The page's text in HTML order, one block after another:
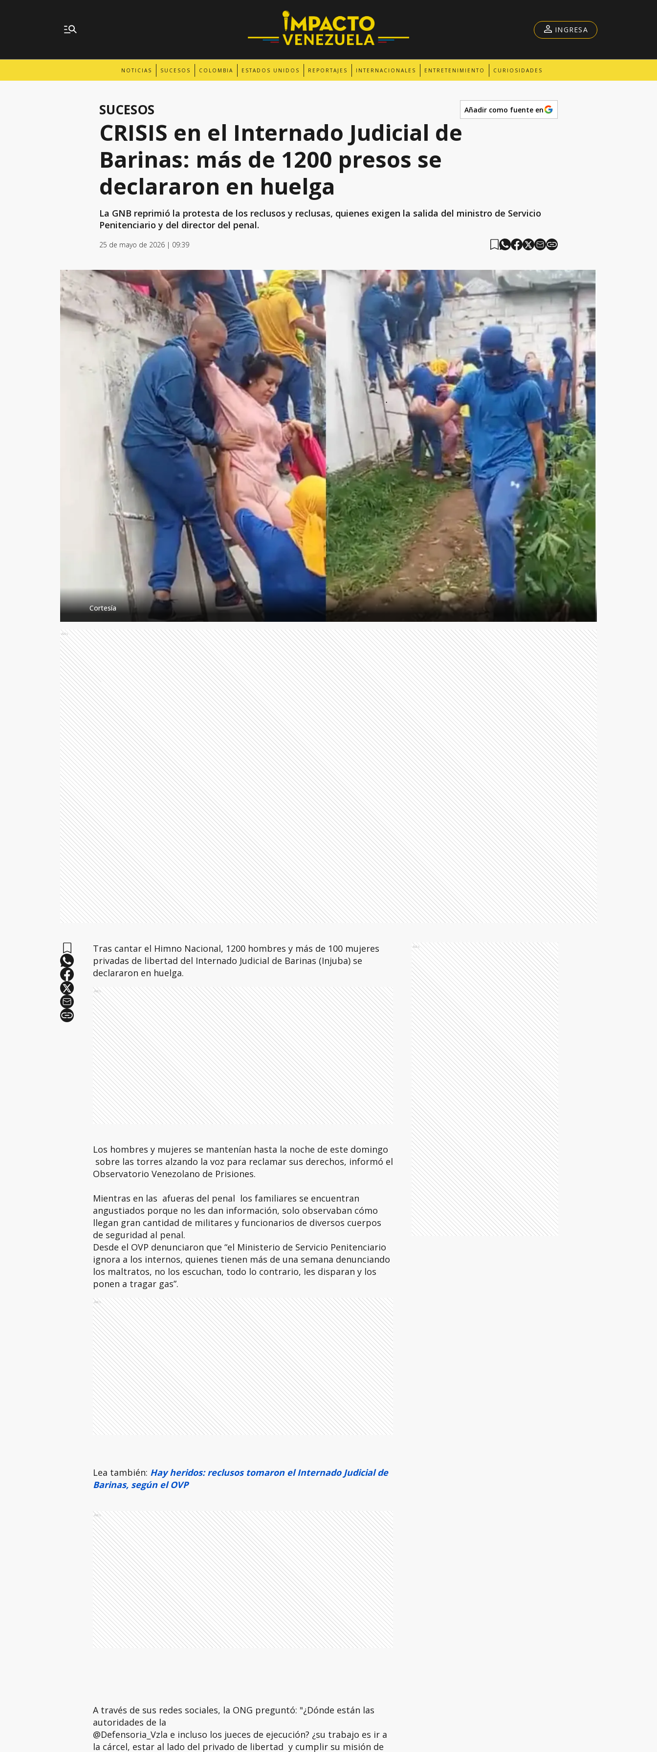
NOTICIAS SUCESOS COLOMBIA ESTADOS UNIDOS REPORTAJES INTERNACIONALES ENTRETENIMIENTO CURIOSIDADES
INGRESA
SUCESOS Añadir como fuente en
CRISIS en el Internado Judicial de
Barinas: más de 1200 presos se
declararon en huelga
La GNB reprimió la protesta de los reclusos y reclusas, quienes exigen la salida del ministro de Servicio
Penitenciario y del director del penal.
25 de mayo de 2026 | 09:39
Cortesía
Ads
Tras cantar el Himno Nacional, 1200 hombres y más de 100 mujeres
privadas de libertad del Internado Judicial de Barinas (Injuba) se
declararon en huelga.
Ads
Los hombres y mujeres se mantenían hasta la noche de este domingo
sobre las torres alzando la voz para reclamar sus derechos, informó el
Observatorio Venezolano de Prisiones.
Mientras en las afueras del penal los familiares se encuentran
angustiados porque no les dan información, solo observaban cómo
llegan gran cantidad de militares y funcionarios de diversos cuerpos
de seguridad al penal.
Desde el OVP denunciaron que “el Ministerio de Servicio Penitenciario
ignora a los internos, quienes tienen más de una semana denunciando
los maltratos, no los escuchan, todo lo contrario, les disparan y los
ponen a tragar gas”.
Ads
Lea también: Hay heridos: reclusos tomaron el Internado Judicial de
Barinas, según el OVP
Ads
A través de sus redes sociales, la ONG preguntó: "¿Dónde están las
autoridades de la
@Defensoria_Vzla e incluso los jueces de ejecución? ¿su trabajo es ir a
la cárcel, estar al lado del privado de libertad y cumplir su misión de
Ads